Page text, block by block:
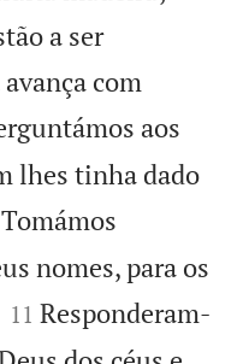
a ser
com
aos
lhes tinha dado
Tomámos
nomes, para os


11 Responderam-